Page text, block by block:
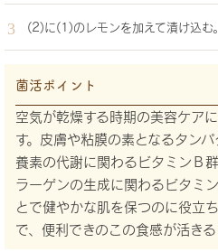
(2)に(1)のレモンを加えて漬け込む
菌活ポイント
空気が乾燥する時期の美容ケア
す。皮膚や粘膜の素となるタン
養素の代謝に関わるビタミンＢ
ラーゲンの生成に関わるビタミ
とで健やかな肌を保つのに役立
で、便利できのこの食感が活きる